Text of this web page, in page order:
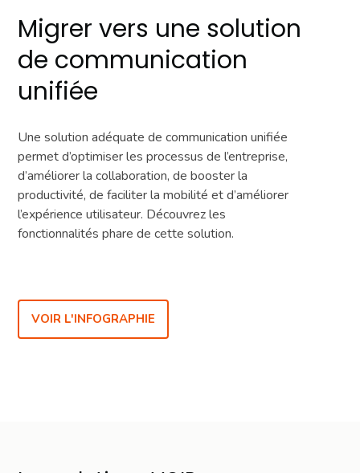
Migrer vers une solution
de communication
unifiée
Une solution adéquate de communication unifiée
permet d’optimiser les processus de l’entreprise,
d’améliorer la collaboration, de booster la
productivité, de faciliter la mobilité et d’améliorer
l’expérience utilisateur. Découvrez les
fonctionnalités phare de cette solution.
VOIR L'INFOGRAPHIE